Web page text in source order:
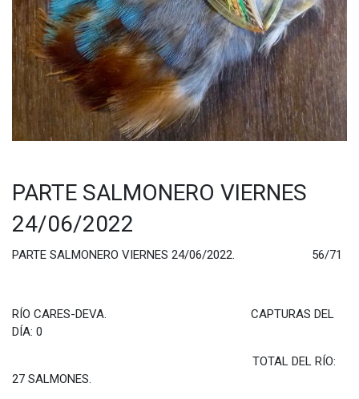
PARTE SALMONERO VIERNES
24/06/2022
PARTE SALMONERO VIERNES 24/06/2022. 56/71
RÍO CARES-DEVA. CAPTURAS DEL
DÍA: 0
TOTAL DEL RÍO:
27 SALMONES.